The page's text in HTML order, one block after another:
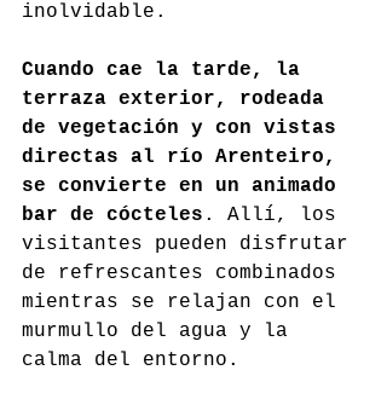
inolvidable.
Cuando cae la tarde, la
terraza exterior, rodeada
de vegetación y con vistas
directas al río Arenteiro,
se convierte en un animado
bar de cócteles . Allí, los
visitantes pueden disfrutar
de refrescantes combinados
mientras se relajan con el
murmullo del agua y la
calma del entorno.